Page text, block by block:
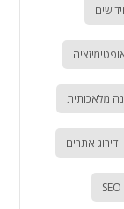
מלאכותית
דירוג אתרים